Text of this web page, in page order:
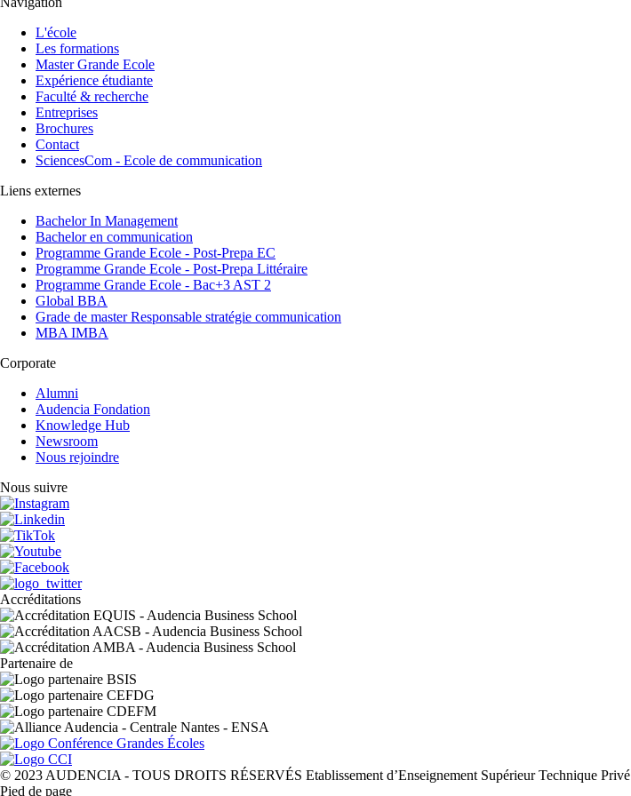
L'école
Les formations
Master Grande Ecole
Expérience étudiante
Faculté & recherche
Entreprises
Brochures
Contact
SciencesCom - Ecole de communication
Liens externes
Bachelor In Management
Bachelor en communication
Programme Grande Ecole - Post-Prepa EC
Programme Grande Ecole - Post-Prepa Littéraire
Programme Grande Ecole - Bac+3 AST 2
Global BBA
Grade de master Responsable stratégie communication
MBA IMBA
Corporate
Alumni
Audencia Fondation
Knowledge Hub
Newsroom
Nous rejoindre
Nous suivre
Accréditations
Partenaire de
© 2023 AUDENCIA - TOUS DROITS RÉSERVÉS Etablissement d’Enseignement Supérieur Technique Privé
Pied de page